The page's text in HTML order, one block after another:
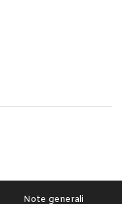
Note generali